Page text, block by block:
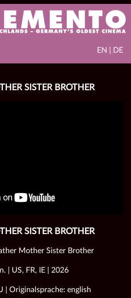
EN | DE
SISTER BROTHER
SISTER BROTHER
Mother Sister Brother
| US, FR, IE | 2026
| Originalsprache: english